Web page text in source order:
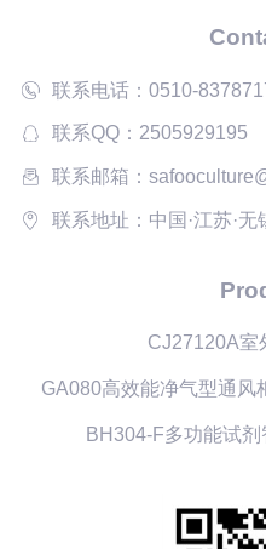
联系电话：0510-
联系QQ：2505929195
联系邮箱：
联系地址：中国·江苏·
CJ27120A室
GA080高效能净气型通风
BH304-F多功能试